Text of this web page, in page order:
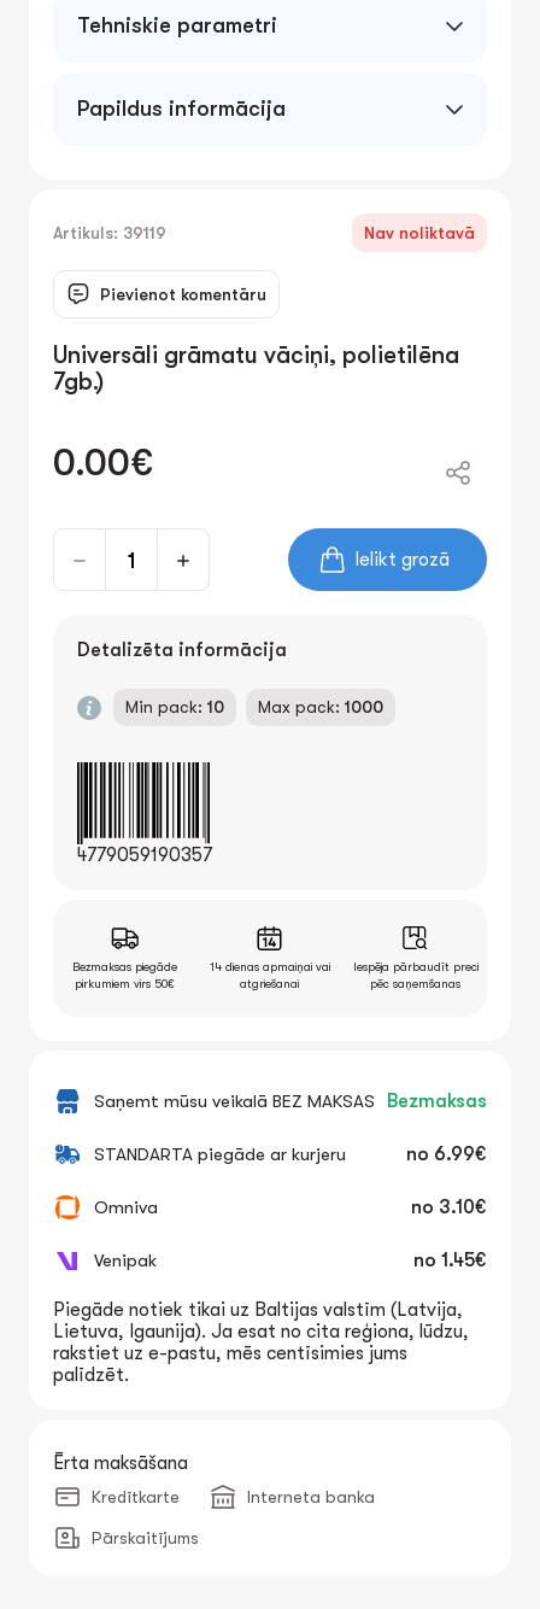
Tehniskie parametri
Papildus informācija
Artikuls: 39119 Nav noliktavā
Pievienot komentāru
Universāli grāmatu vāciņi, polietilēna
7gb.)
0.00€
Ielikt grozā
Detalizēta informācija
Min pack: 10 Max pack: 1000
4779059190357
Bezmaksas piegāde
pirkumiem virs 50€
14 dienas apmaiņai vai
atgriešanai
Iespēja pārbaudīt preci
pēc saņemšanas
Saņemt mūsu veikalā BEZ MAKSAS Bezmaksas
STANDARTA piegāde ar kurjeru no 6.99€
Omniva no 3.10€
Venipak no 1.45€
Piegāde notiek tikai uz Baltijas valstīm (Latvija,
Lietuva, Igaunija). Ja esat no cita reģiona, lūdzu,
rakstiet uz e-pastu, mēs centīsimies jums
palīdzēt.
Ērta maksāšana
Kredītkarte Interneta banka
Pārskaitījums